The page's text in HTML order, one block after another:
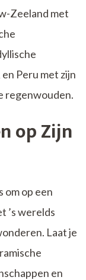
Zeeland met
Peru met zijn
regenwouden.
op Zijn
om op een
’s werelds
Laat je
en